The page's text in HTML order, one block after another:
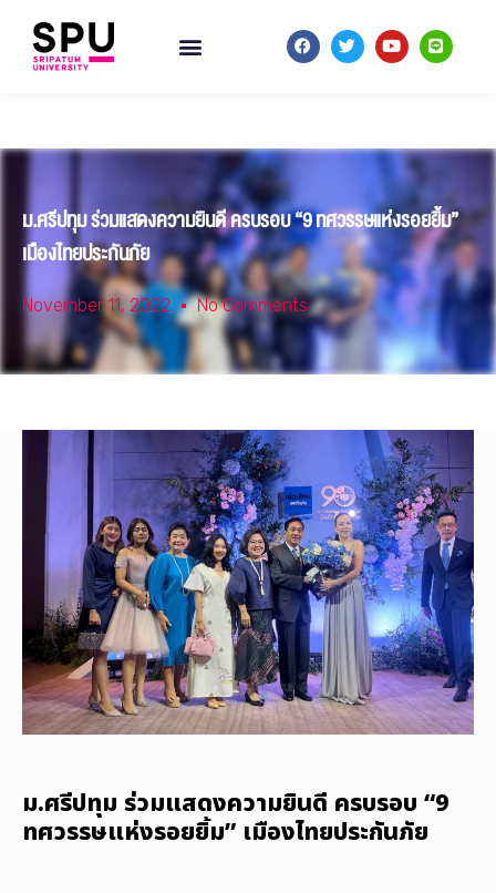
ม.ศรีปทุม ร่วมแสดงความยินดี ครบรอบ “9 ทศวรรษแห่งรอยยิ้ม”
เมืองไทยประกันภัย
November 11, 2022 No Comments
ม.ศรีปทุม ร่วมแสดงความยินดี ครบรอบ “9
ทศวรรษแห่งรอยยิ้ม” เมืองไทยประกันภัย